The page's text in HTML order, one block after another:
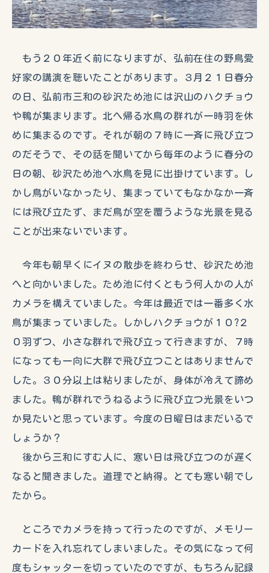
もう２０年近く前になりますが、弘前在住の野鳥愛
好家の講演を聴いたことがあります。３月２１日春分
の日、弘前市三和の砂沢ため池には沢山のハクチョウ
や鴨が集まります。北へ帰る水鳥の群れが一時羽を休
めに集まるのです。それが朝の７時に一斉に飛び立つ
のだそうで、その話を聞いてから毎年のように春分の
日の朝、砂沢ため池へ水鳥を見に出掛けています。し
かし鳥がいなかったり、集まっていてもなかなか一斉
には飛び立たず、まだ鳥が空を覆うような光景を見る
ことが出来ないでいます。
今年も朝早くにイヌの散歩を終わらせ、砂沢ため池
へと向かいました。ため池に付くともう何人かの人が
カメラを構えていました。今年は最近では一番多く水
鳥が集まっていました。しかしハクチョウが１０?２
０羽ずつ、小さな群れで飛び立って行きますが、７時
になっても一向に大群で飛び立つことはありませんで
した。３０分以上は粘りましたが、身体が冷えて諦め
ました。鴨が群れでうねるように飛び立つ光景をいつ
か見たいと思っています。今度の日曜日はまだいるで
しょうか？
後から三和にすむ人に、寒い日は飛び立つのが遅く
なると聞きました。道理でと納得。とても寒い朝でし
たから。
ところでカメラを持って行ったのですが、メモリー
カードを入れ忘れてしまいました。その気になって何
度もシャッターを切っていたのですが、もちろん記録